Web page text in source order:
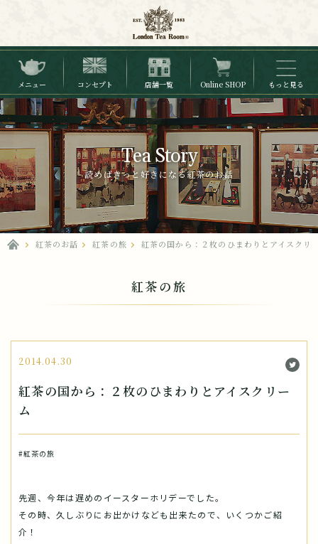
メニュー コンセプト 店舗一覧 Online SHOP もっと見る
Tea Story
読めばきっと好きになる紅茶のお話
紅茶のお話 紅茶の旅 紅茶の国から：２枚のひまわりとアイスクリ
紅茶の旅
2014.04.30
紅茶の国から：２枚のひまわりとアイスクリー
ム
#紅茶の旅
先週、今年は遅めのイースターホリデーでした。
その時、久しぶりにお出かけなども出来たので、いくつかご紹
介！